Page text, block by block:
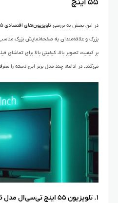
۵۵ اینچ
در این بخش به بررسی تلویزیون‌های اقتصادی ۵۵ اینچ
بر کیفیت تصویر بالا، کیفیتی بالا برای تماشای
می‌کند. در ادامه، چند مدل برتر این دسته را
۱. تلویزیون ۵۵ اینچ تی‌سی‌ال مدل P655